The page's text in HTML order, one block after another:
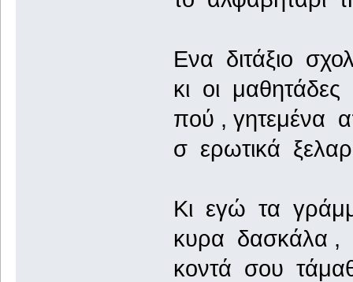
Ενα διτάξιο
κι οι
πού , γητεμένα
σ ερωτικά
Κι εγώ τα
κυρα δασκάλα ,
κοντά σου